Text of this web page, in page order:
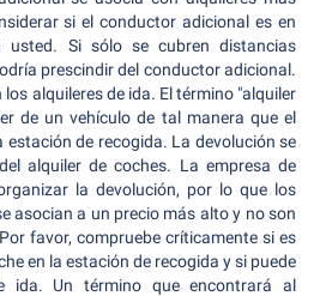
si el conductor adicional es en
usted. Si sólo se cubren distancias
prescindir del conductor adicional.
alquileres de ida. El término "alquiler
de un vehículo de tal manera que el
estación de recogida. La devolución se
alquiler de coches. La empresa de
la devolución, por lo que los
asocian a un precio más alto y no son
favor, compruebe críticamente si es
en la estación de recogida y si puede
ida. Un término que encontrará al